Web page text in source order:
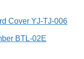
Cover YJ-TJ-006
BTL-02E